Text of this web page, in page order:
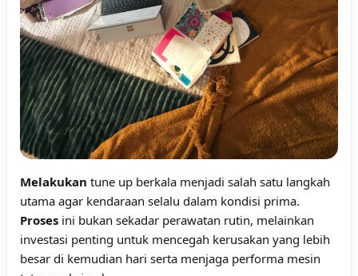
Melakukan tune up berkala menjadi salah satu langkah
utama agar kendaraan selalu dalam kondisi prima.
Proses ini bukan sekadar perawatan rutin, melainkan
investasi penting untuk mencegah kerusakan yang lebih
besar di kemudian hari serta menjaga performa mesin